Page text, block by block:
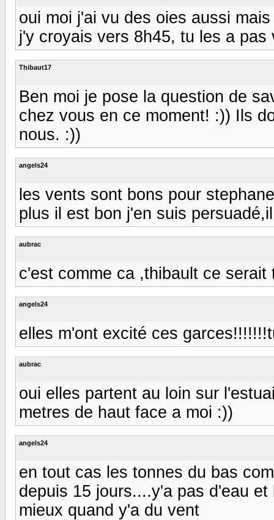
oui moi j'ai vu des oies aussi
j'y croyais vers 8h45, tu les a pas
Thibaut17
Ben moi je pose la question de
chez vous en ce moment! :)) Ils
nous. :))
angels24
les vents sont bons pour
plus il est bon j'en suis
aubrac
c'est comme ca ,thibault ce serait
angels24
elles m'ont excité ces
aubrac
oui elles partent au loin sur
metres de haut face a moi :))
angels24
en tout cas les tonnes du bas
depuis 15 jours....y'a pas d'eau
mieux quand y'a du vent